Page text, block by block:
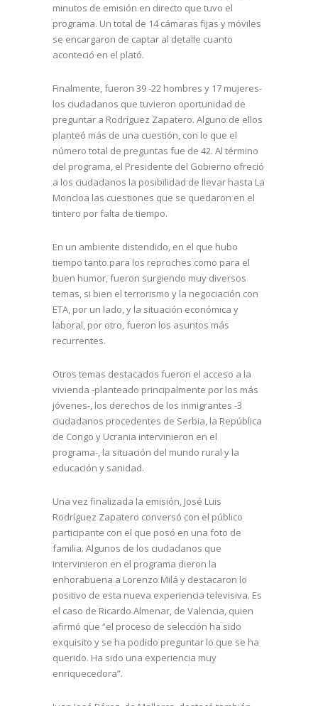
minutos de emisión en directo que tuvo el
programa. Un total de 14 cámaras fijas y móviles
se encargaron de captar al detalle cuanto
aconteció en el plató.
Finalmente, fueron 39 -22 hombres y 17 mujeres-
los ciudadanos que tuvieron oportunidad de
preguntar a Rodríguez Zapatero. Alguno de ellos
planteó más de una cuestión, con lo que el
número total de preguntas fue de 42. Al término
del programa, el Presidente del Gobierno ofreció
a los ciudadanos la posibilidad de llevar hasta La
Moncloa las cuestiones que se quedaron en el
tintero por falta de tiempo.
En un ambiente distendido, en el que hubo
tiempo tanto para los reproches como para el
buen humor, fueron surgiendo muy diversos
temas, si bien el terrorismo y la negociación con
ETA, por un lado, y la situación económica y
laboral, por otro, fueron los asuntos más
recurrentes.
Otros temas destacados fueron el acceso a la
vivienda -planteado principalmente por los más
jóvenes-, los derechos de los inmigrantes -3
ciudadanos procedentes de Serbia, la República
de Congo y Ucrania intervinieron en el
programa-, la situación del mundo rural y la
educación y sanidad.
Una vez finalizada la emisión, José Luis
Rodríguez Zapatero conversó con el público
participante con el que posó en una foto de
familia. Algunos de los ciudadanos que
intervinieron en el programa dieron la
enhorabuena a Lorenzo Milá y destacaron lo
positivo de esta nueva experiencia televisiva. Es
el caso de Ricardo Almenar, de Valencia, quien
afirmó que “el proceso de selección ha sido
exquisito y se ha podido preguntar lo que se ha
querido. Ha sido una experiencia muy
enriquecedora”.